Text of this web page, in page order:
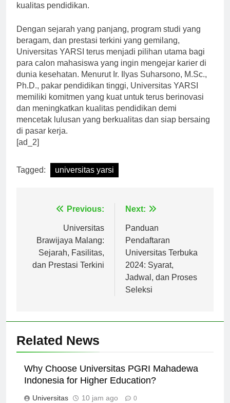
kualitas pendidikan.
Dengan sejarah yang panjang, program studi yang
beragam, dan prestasi terkini yang gemilang,
Universitas YARSI terus menjadi pilihan utama bagi
para calon mahasiswa yang ingin mengejar karier di
dunia kesehatan. Menurut Ir. Ilyas Suharsono, M.Sc.,
Ph.D., pakar pendidikan tinggi, Universitas YARSI
memiliki komitmen yang kuat untuk terus berinovasi
dan meningkatkan kualitas pendidikan demi
mencetak lulusan yang berkualitas dan siap bersaing
di pasar kerja.
[ad_2]
Tagged: universitas yarsi
NavigasiPrevious:
Universitas
Brawijaya Malang:
Sejarah, Fasilitas,
dan Prestasi Terkini
Next:
Panduan
Pendaftaran
Universitas Terbuka
2024: Syarat,
Jadwal, dan Proses
Seleksi
Related News
Why Choose Universitas PGRI Mahadewa
Indonesia for Higher Education?
Universitas 10 jam ago 0